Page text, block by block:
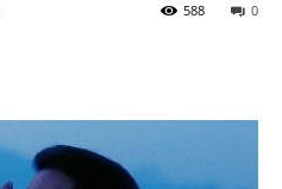
0
588